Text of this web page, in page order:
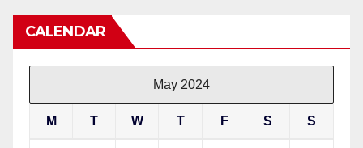
CALENDAR
May 2024
M T W T F S S